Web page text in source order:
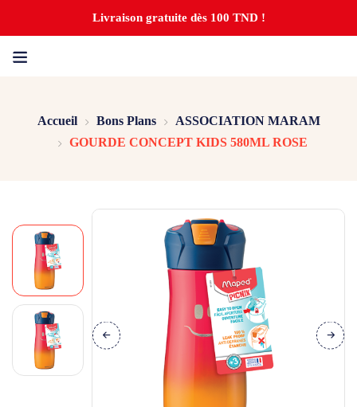
Livraison gratuite dès 100 TND !
Accueil Bons Plans
ASSOCIATION MARAM
GOURDE CONCEPT KIDS 580ML ROSE